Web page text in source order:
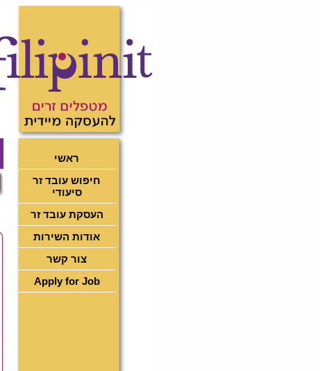
ראשי
חיפוש עובד זר
סיעודי
העסקת עובד זר
אודות השירות
צור קשר
Apply for Job